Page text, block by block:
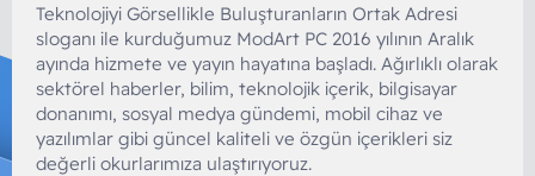
Teknolojiyi Görsellikle Buluşturanların Ortak Adresi
sloganı ile kurduğumuz ModArt PC 2016 yılının Aralık
ayında hizmete ve yayın hayatına başladı. Ağırlıklı olarak
sektörel haberler, bilim, teknolojik içerik, bilgisayar
donanımı, sosyal medya gündemi, mobil cihaz ve
yazılımlar gibi güncel kaliteli ve özgün içerikleri siz
değerli okurlarımıza ulaştırıyoruz.